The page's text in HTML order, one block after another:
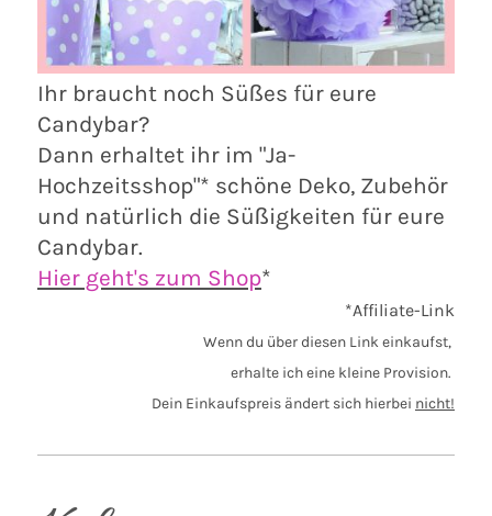
Ihr braucht noch Süßes für eure
Candybar?
Dann erhaltet ihr im "Ja-
Hochzeitsshop"* schöne Deko, Zubehör
und natürlich die Süßigkeiten für eure
Candybar.
Hier geht's zum Shop*
*Affiliate-Link
Wenn du über diesen Link einkaufst,
erhalte ich eine kleine Provision.
Dein Einkaufspreis ändert sich hierbei nicht!